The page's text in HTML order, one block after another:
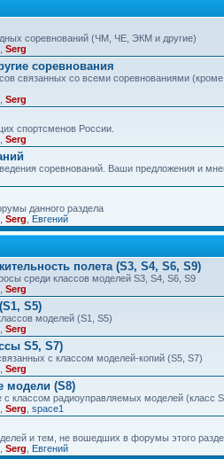
соревнований (ЧМ, ЧЕ, ЭКМ и другие)
Serg
соревнования
связанных со всеми соревнованиями (кроме
Serg
спортсменов России.
Serg
соревнований. Ваши предложения и
данного раздела
Serg Евгений
полета (S3, S4, S6, S9)
среди классов моделей S3, S4, S6, S9
Serg
S5)
моделей (S1, S5)
Serg
S5, S7)
с классом моделей-копий (S5, S7)
Serg
модели (S8)
с классом радиоуправляемых моделей (класс
Serg space1
и тем, не вошедших в форумы этого
Serg Евгений